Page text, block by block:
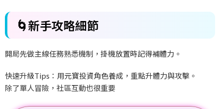
🌀新手攻略細節
開局先做主線任務熟悉機制，掛機放置時記得補體力。
快速升級Tips ：用元寶投資角色養成，重點升體力與攻擊。
除了單人冒險，社區互動也很重要